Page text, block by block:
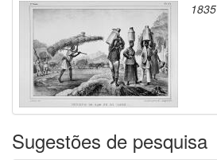
1835
Sugestões de pesquisa